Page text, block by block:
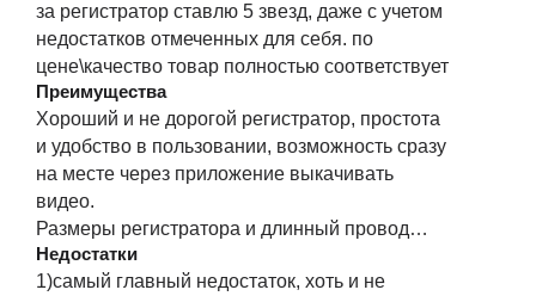
стекле, смотря в экран телефона, к стеклу
приклеилось, пока не отпало. Угол обзора
неплохой, все что надо - видно. Качество
съемки в вечернее время не плохое, днём
ещё было времени пооверить. Посмотрим, как
видеорегистратор поведет себя в морозы,
поскольку забирать его из машины не
планировал.
за регистратор ставлю 5 звезд, даже с учетом
недостатков отмеченных для себя. по
цене\качество товар полностью соответствует
Преимущества
Хороший и не дорогой регистратор, простота
и удобство в пользовании, возможность сразу
на месте через приложение выкачивать
видео.
Размеры регистратора и длинный провод
позволили установить регистратор за
зеркалом заднего вида и "скрытно" протянуть
Недостатки
1)самый главный недостаток, хоть и не